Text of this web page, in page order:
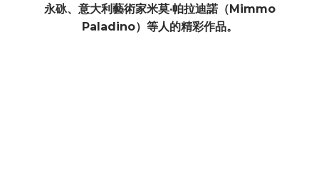
永砯、意大利藝術家米莫·帕拉迪諾（Mimmo
Paladino）等人的精彩作品。